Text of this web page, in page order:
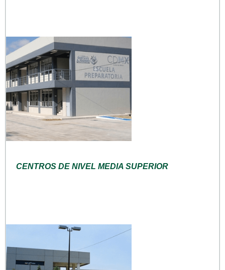
CENTROS DE NIVEL MEDIA SUPERIOR